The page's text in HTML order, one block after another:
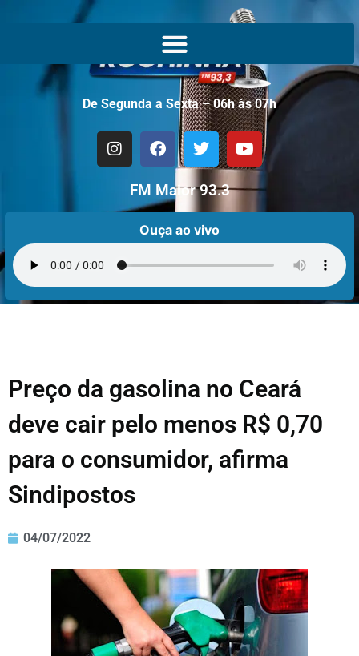
De Segunda a Sexta – 06h às 07h
FM Maior 93.3
Ouça ao vivo
Preço da gasolina no Ceará
deve cair pelo menos R$ 0,70
para o consumidor, afirma
Sindipostos
04/07/2022